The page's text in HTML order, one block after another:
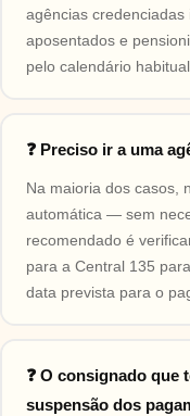
agências
aposentados e
pelo calendário habitual.
❓ Preciso ir a uma
Na maioria dos casos,
automática — sem
recomendado é
para a Central 135
data prevista para o
❓ O consignado que
suspensão dos